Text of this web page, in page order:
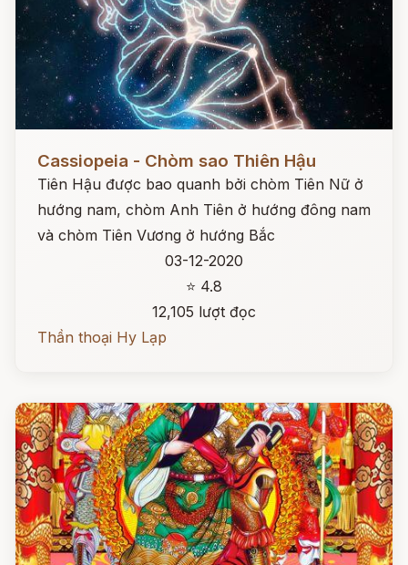
Cassiopeia - Chòm sao Thiên Hậu
Tiên Hậu được bao quanh bởi chòm Tiên Nữ ở
hướng nam, chòm Anh Tiên ở hướng đông nam
và chòm Tiên Vương ở hướng Bắc
03-12-2020
⭐ 4.8
12,105 lượt đọc
Thần thoại Hy Lạp